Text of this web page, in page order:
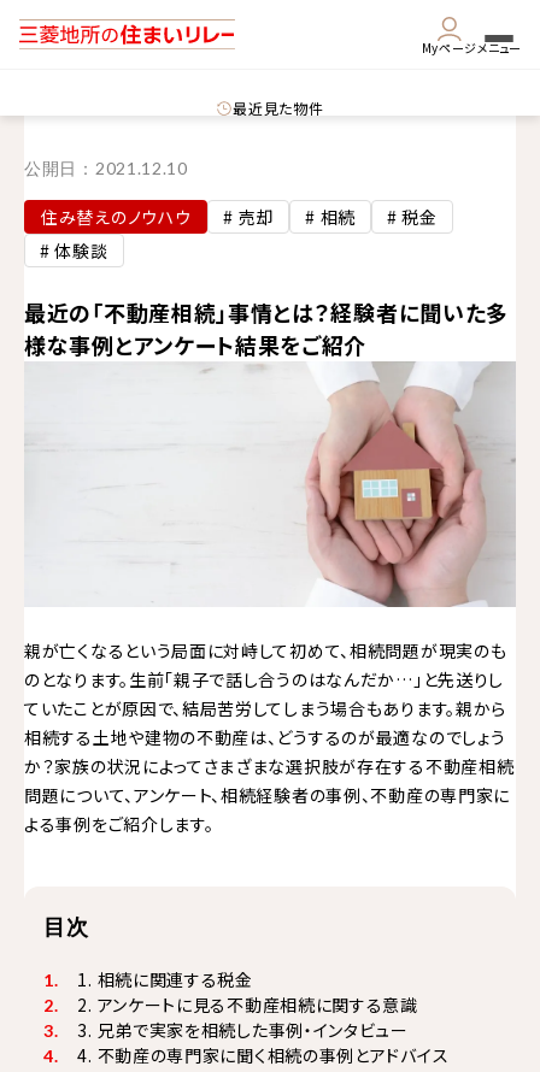
Myページメニュー
最近見た物件
公開日： 2021.12.10
住み替えのノウハウ # 売却 # 相続
# 税金
# 体験談
最近の「不動産相続」事情とは？経験者に聞いた多
様な事例とアンケート結果をご紹介
親が亡くなるという局面に対峙して初めて、相続問題が現実のも
のとなります。生前「親子で話し合うのはなんだか…」と先送りし
ていたことが原因で、結局苦労してしまう場合もあります。親から
相続する土地や建物の不動産は、どうするのが最適なのでしょう
か？家族の状況によってさまざまな選択肢が存在する不動産相続
問題について、アンケート、相続経験者の事例、不動産の専門家に
よる事例をご紹介します。
目次
1. 相続に関連する税金
2. アンケートに見る不動産相続に関する意識
3. 兄弟で実家を相続した事例・インタビュー
4. 不動産の専門家に聞く相続の事例とアドバイス